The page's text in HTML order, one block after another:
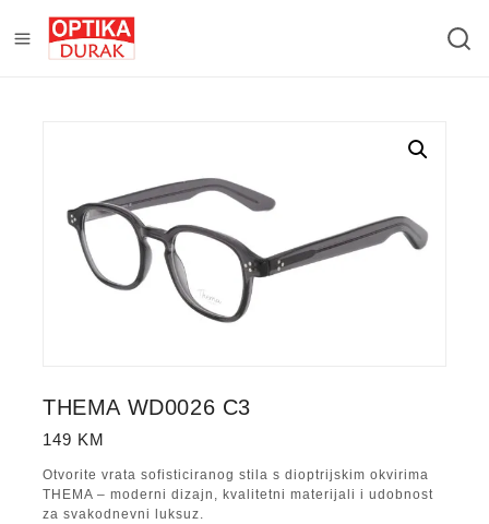
THEMA WD0026 C3
149 KM
Otvorite vrata sofisticiranog stila s dioptrijskim okvirima
THEMA – moderni dizajn, kvalitetni materijali i udobnost
za svakodnevni luksuz.